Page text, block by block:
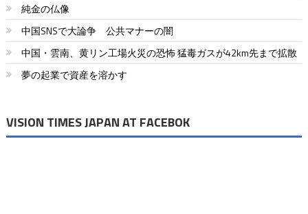
純金の仏像
中国SNSで大論争 公共マナーの闇
中国・雲南、黄リン工場火災の恐怖 猛毒ガスが42km先まで拡散
夢の起業で資産を溶かす
VISION TIMES JAPAN AT FACEBOK